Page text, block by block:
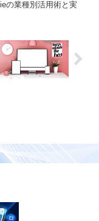
の業種別活用術と実